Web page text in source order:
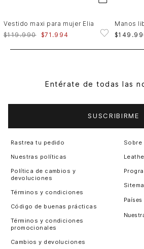
Vestido maxi para mujer Elia
$119.990 $71 .994 $149 .
Entérate de todas las
SUSCRIBIRME
Rastrea tu pedido
Nuestras políticas
Política de cambios y
devoluciones
Términos y condiciones
Código de buenas prácticas
Términos y condiciones
promocionales
Cambios y devoluciones
Países
Perú